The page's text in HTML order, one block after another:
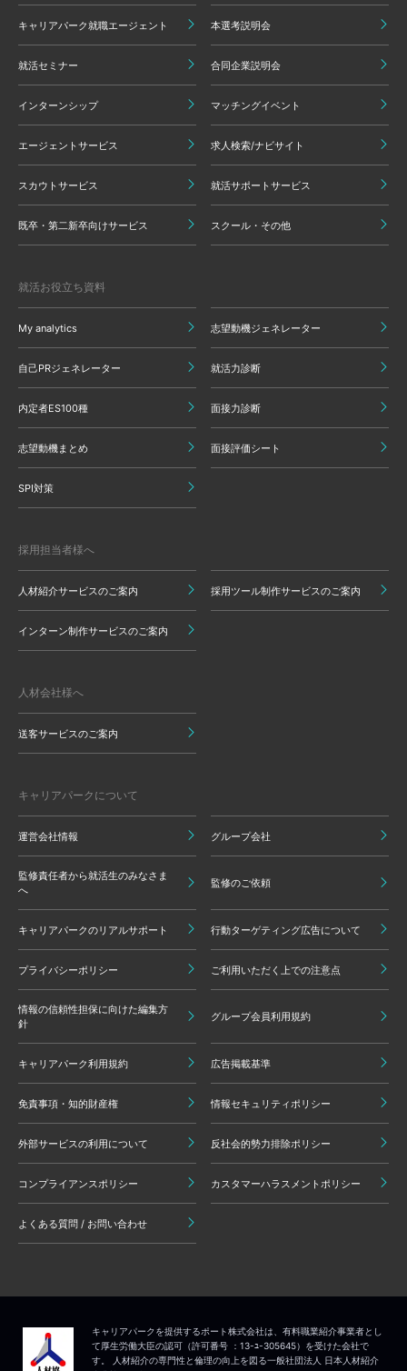
キャリアパーク就職エージェント 本選考説明会
就活セミナー 合同企業説明会
インターンシップ マッチングイベント
エージェントサービス 求人検索/ナビサイト
スカウトサービス 就活サポートサービス
既卒・第二新卒向けサービス スクール・その他
就活お役立ち資料
My analytics 志望動機ジェネレーター
自己PRジェネレーター 就活力診断
内定者ES100種 面接力診断
志望動機まとめ 面接評価シート
SPI対策
採用担当者様へ
人材紹介サービスのご案内 採用ツール制作サービスのご案内
インターン制作サービスのご案内
人材会社様へ
送客サービスのご案内
キャリアパークについて
運営会社情報 グループ会社
監修責任者から就活生のみなさま
へ
監修のご依頼
キャリアパークのリアルサポート 行動ターゲティング広告について
プライバシーポリシー ご利用いただく上での注意点
情報の信頼性担保に向けた編集方
針
グループ会員利用規約
キャリアパーク利用規約 広告掲載基準
免責事項・知的財産権 情報セキュリティポリシー
外部サービスの利用について 反社会的勢力排除ポリシー
コンプライアンスポリシー カスタマーハラスメントポリシー
よくある質問 / お問い合わせ